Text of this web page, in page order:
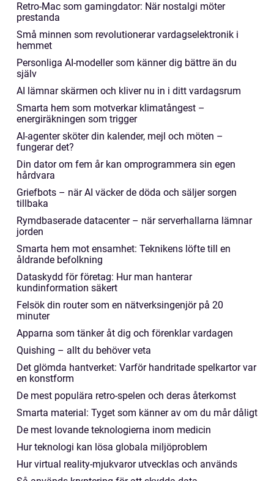
Retro-Mac som gamingdator: När nostalgi möter
prestanda
Små minnen som revolutionerar vardagselektronik i
hemmet
Personliga AI-modeller som känner dig bättre än du
själv
AI lämnar skärmen och kliver nu in i ditt vardagsrum
Smarta hem som motverkar klimatångest –
energiräkningen som trigger
AI-agenter sköter din kalender, mejl och möten –
fungerar det?
Din dator om fem år kan omprogrammera sin egen
hårdvara
Griefbots – när AI väcker de döda och säljer sorgen
tillbaka
Rymdbaserade datacenter – när serverhallarna lämnar
jorden
Smarta hem mot ensamhet: Teknikens löfte till en
åldrande befolkning
Dataskydd för företag: Hur man hanterar
kundinformation säkert
Felsök din router som en nätverksingenjör på 20
minuter
Apparna som tänker åt dig och förenklar vardagen
Quishing – allt du behöver veta
Det glömda hantverket: Varför handritade spelkartor var
en konstform
De mest populära retro-spelen och deras återkomst
Smarta material: Tyget som känner av om du mår dåligt
De mest lovande teknologierna inom medicin
Hur teknologi kan lösa globala miljöproblem
Hur virtual reality-mjukvaror utvecklas och används